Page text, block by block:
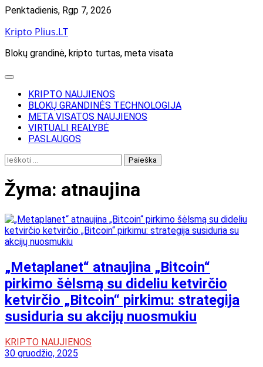
Skip
content
Penktadienis, Rgp 7, 2026
Kripto Plius.LT
Blokų grandinė, kripto turtas, meta visata
KRIPTO NAUJIENOS
BLOKŲ GRANDINĖS TECHNOLOGIJA
META VISATOS NAUJIENOS
VIRTUALI REALYBĖ
PASLAUGOS
Ieškoti:
Žyma: atnaujina
„Metaplanet“ atnaujina „Bitcoin“
pirkimo šėlsmą su dideliu ketvirčio
ketvirčio „Bitcoin“ pirkimu: strategija
susiduria su akcijų nuosmukiu
KRIPTO NAUJIENOS
30 gruodžio, 2025